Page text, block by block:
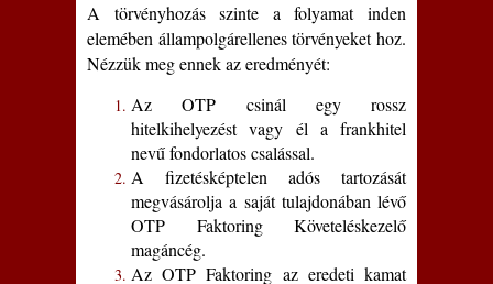
A törvényhozás szinte a folyamat inden
elemében állampolgárellenes törvényeket hoz.
Nézzük meg ennek az eredményét:
Az OTP csinál egy rossz
hitelkihelyezést vagy él a frankhitel
nevű fondorlatos csalással.
A fizetésképtelen adós tartozását
megvásárolja a saját tulajdonában lévő
OTP Faktoring Követeléskezelő
magáncég.
Az OTP Faktoring az eredeti kamat